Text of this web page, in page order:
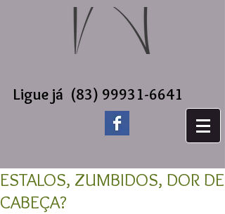
Ligue já (83) 99931-6641
ESTALOS, ZUMBIDOS, DOR DE
CABEÇA?